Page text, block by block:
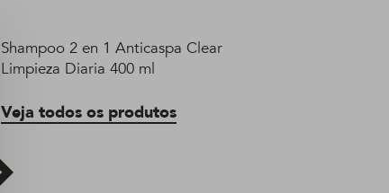
Shampoo 2 en 1 Anticaspa Clear
Limpieza Diaria 400 ml
Veja todos os produtos